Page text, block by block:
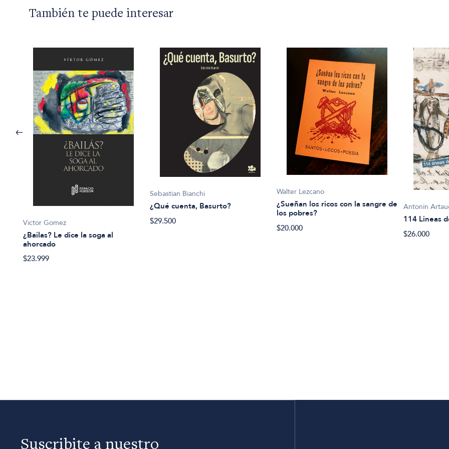
También te puede interesar
Victor Gomez
¿Bailas? Le dice la soga al
ahorcado
$23.999
Sebastian Bianchi
¿Qué cuenta, Basurto?
$29.500
Walter Lezcano
¿Sueñan los ricos con la sangre de
los pobres?
$20.000
Antonin
114 Lineas
$26.000
Suscribite a nuestro